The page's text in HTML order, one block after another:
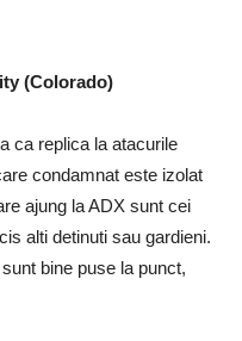
(Colorado)
ca replica la atacurile
condamnat este izolat
ajung la ADX sunt cei
alti detinuti sau gardieni.
bine puse la punct,